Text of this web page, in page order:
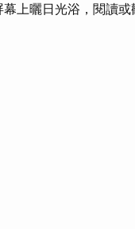
上曬日光浴，閱讀或